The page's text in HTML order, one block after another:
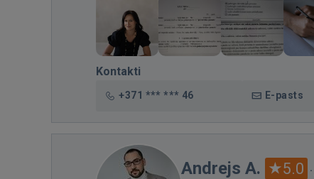
Kontakti
+371 *** *** 46 E-pasts
Andrejs A. 5.0 ·